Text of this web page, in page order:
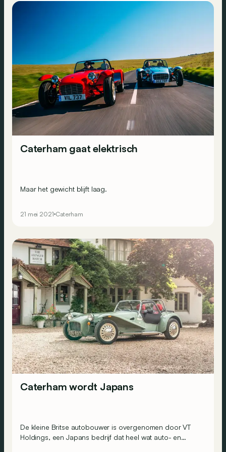
Caterham gaat elektrisch
Maar het gewicht blijft laag.
21 mei 2021 Caterham
Caterham wordt Japans
De kleine Britse autobouwer is overgenomen door VT
Holdings, een Japans bedrijf dat heel wat auto- en